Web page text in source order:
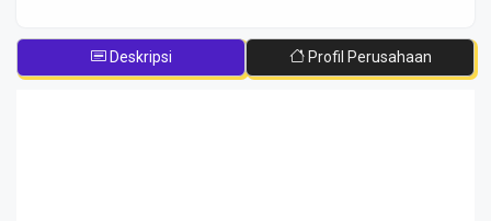
Deskripsi Profil Perusahaan